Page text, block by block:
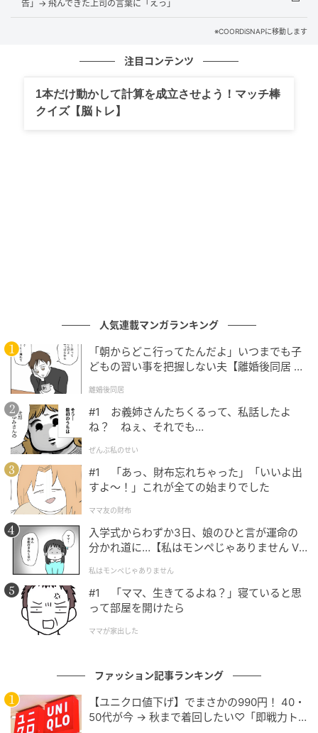
最後まで「みんなのためにやっていた」と主張してい
今でも私は思います。幽霊より怖かったのは、悪気が
ないと信じている人でした。あのとき向けられた笑顔
を思い出すたびに、今でも少し背筋が寒くなります。
が執筆の原動力。スピリチュアル関連情報にも精通し
ており、それらに傾倒する人の思いを描いたエピソー
ドも好評。
次の記事
コレは盲点だった【ミスド】ドーナツ以外も
チェックして！「ミスドゴハン」がアツい
告」→ 飛んできた上司の言葉に「えっ」
※COORDiSNAPに移動します
注目コンテンツ
1本だけ動かして計算を成立させよう！マッチ棒
クイズ【脳トレ】
人気連載マンガランキング
「朝からどこ行ってたんだよ」いつまでも子
どもの習い事を把握しない夫【離婚後同居 Vo
離婚後同居
#1 お義姉さんたちくるって、私話したよ
ね？ ねぇ、それでも…
ぜんぶ私のせい
#1 「あっ、財布忘れちゃった」「いいよ出
すよ〜！」これが全ての始まりでした
ママ友の財布
入学式からわずか3日、娘のひと言が運命の
分かれ道に…【私はモンペじゃありません Vo
私はモンペじゃありません
#1 「ママ、生きてるよね？」寝ていると思
って部屋を開けたら
ママが家出した
ファッション記事ランキング
【ユニクロ値下げ】でまさかの990円！ 40・
50代が今 → 秋まで着回したい♡「即戦力ト